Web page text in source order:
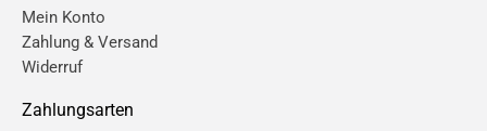
Mein Konto
Zahlung & Versand
Widerruf
Zahlungsarten